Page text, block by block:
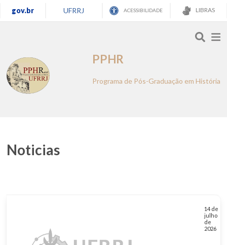
gov.br UFRRJ ACESSIBILIDADE LIBRAS
PPHR
Programa de Pós-Graduação em História
Noticias
14 de
julho
de
2026